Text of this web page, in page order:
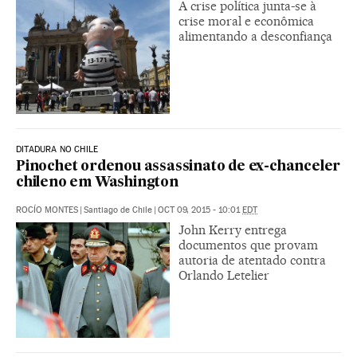
A crise política junta-se à
crise moral e econômica
alimentando a desconfiança
DITADURA NO CHILE
Pinochet ordenou assassinato de ex-chanceler
chileno em Washington
ROCÍO MONTES | Santiago de Chile | OCT 09, 2015 - 10:01 EDT
John Kerry entrega
documentos que provam
autoria de atentado contra
Orlando Letelier